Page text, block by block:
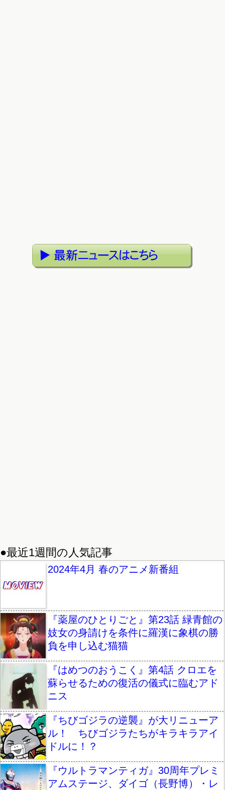
●最近1週間の人気記事
2024年4月 春のアニメ新番組
『薬屋のひとりごと』第23話 緑青館の
妓女の身請けを条件に羅漢に象棋の勝
負を申し込む猫猫
『はめつのおうこく』第4話 クロエを
蘇らせるための復活の儀式に臨むアド
ニス
『ちびゴジラの逆襲』が大リニューア
ル！ ちびゴジラたちがキラキラアイ
ドルに！？
『ウルトラマンティガ』30周年プレミ
アムステージ、ダイゴ（長野博）・レ